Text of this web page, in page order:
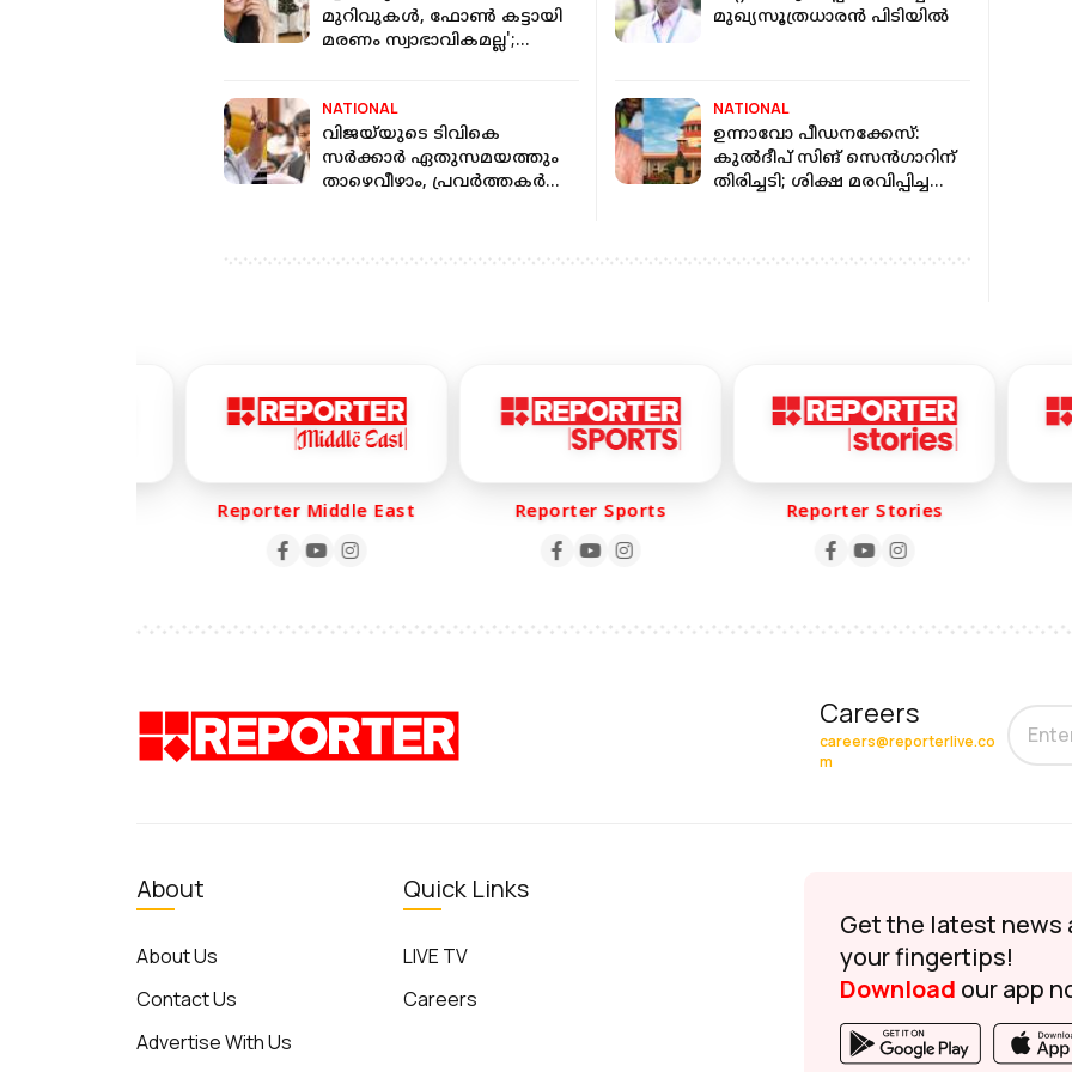
മുറിവുകള്‍, ഫോണ്‍ കട്ടായി
മരണം സ്വാഭാവികമല്ല';
മുഖ്യസൂത്രധാരൻ പിടിയിൽ
NATIONAL
വിജയ്‌യുടെ ടിവികെ
സര്‍ക്കാര്‍ ഏതുസമയത്തും
താഴെവീഴാം, പ്രവര്‍ത്തകര്‍
NATIONAL
ഉന്നാവോ പീഡനക്കേസ്:
കുൽദീപ് സിങ് സെൻഗാറിന്
തിരിച്ചടി; ശിക്ഷ മരവിപ്പിച്ച
Reporter Middle East Reporter Sports Reporter Stories
Careers
careers@reporterlive.co
m
About
About Us
Contact Us
Advertise With Us
Quick Links
LIVE TV
Careers
Get the latest news
your fingertips!
Download our app